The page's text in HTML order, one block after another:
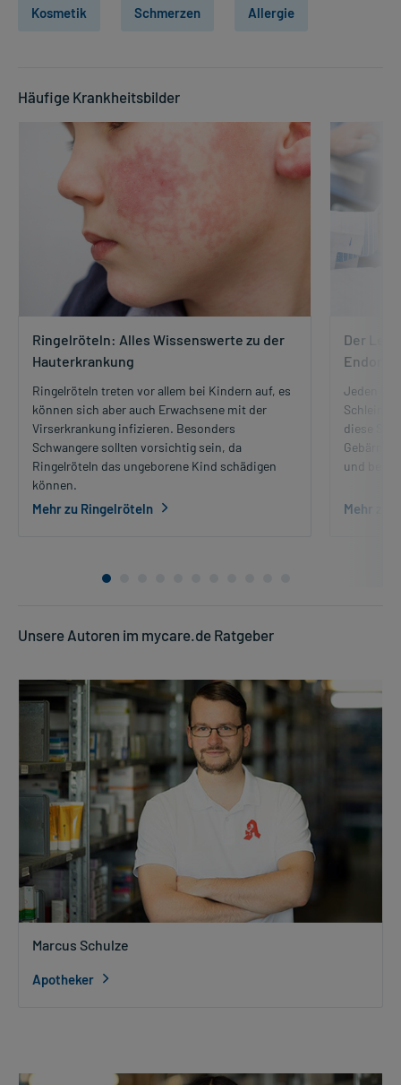
Kosmetik Schmerzen Allergie
Häufige Krankheitsbilder
Ringelröteln: Alles Wissenswerte zu der
Hauterkrankung
Ringelröteln treten vor allem bei Kindern auf, es
können sich aber auch Erwachsene mit der
Virserkrankung infizieren. Besonders
Schwangere sollten vorsichtig sein, da
Ringelröteln das ungeborene Kind schädigen
können.
Mehr zu Ringelröteln
Der
Jeden
diese
und
Mehr zu
Unsere Autoren im mycare.de Ratgeber
Marcus Schulze
Apotheker